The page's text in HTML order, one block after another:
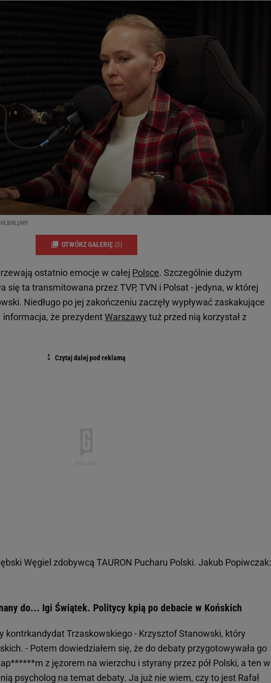
OTWÓRZ GALERIĘ (3)
ostatnio emocje w całej Polsce. Szczególnie dużym
się ta transmitowana przez TVP, TVN i Polsat - jedyna, w której
Niedługo po jej zakończeniu zaczęły wypływać zaskakujące
informacja, że prezydentWarszawy tuż przed nią korzystał z
Węgiel zdobywcą TAURON Pucharu Polski. Jakub Popiwczak:
do... Igi Świątek. Politycy kpią po debacie w Końskich
kontrkandydat Trzaskowskiego - Krzysztof Stanowski, który
- Potem dowiedziałem się, że do debaty przygotowywała go
z jęzorem na wierzchu i styrany przez pół Polski, a ten w
psycholog na temat debaty. Ja już nie wiem, czy to jest Rafał